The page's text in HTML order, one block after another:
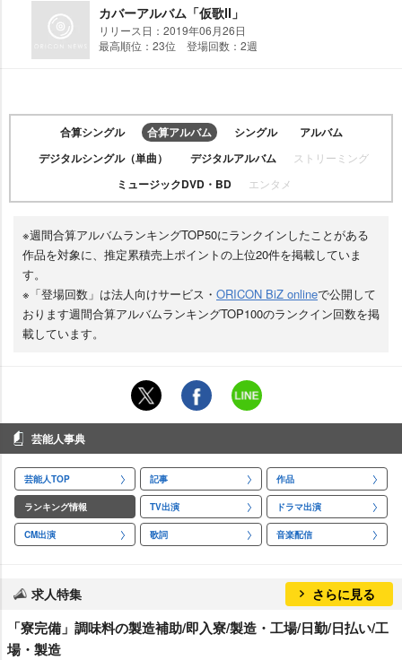
カバーアルバム「仮歌Ⅱ」
リリース日：2019年06月26日
最高順位：23位 登場回数：2週
合算シングル 合算アルバム シングル
アルバム
デジタルシングル（単曲）
デジタルアルバム ストリーミング
ミュージックDVD・BD エンタメ
※週間合算アルバムランキングTOP50にランクインしたことがある
作品を対象に、推定累積売上ポイントの上位20件を掲載していま
す。
※「登場回数」は法人向けサービス・ ORICON BiZ onlineで公開して
おります週間合算アルバムランキングTOP100のランクイン回数を掲
載しています。
芸能人事典
芸能人TOP 記事 作品
ランキング情報 TV出演 ドラマ出演
CM出演 歌詞 音楽配信
求人特集 さらに見る
「寮完備」調味料の製造補助/即入寮/製造・工場/日勤/日払い/工
場・製造